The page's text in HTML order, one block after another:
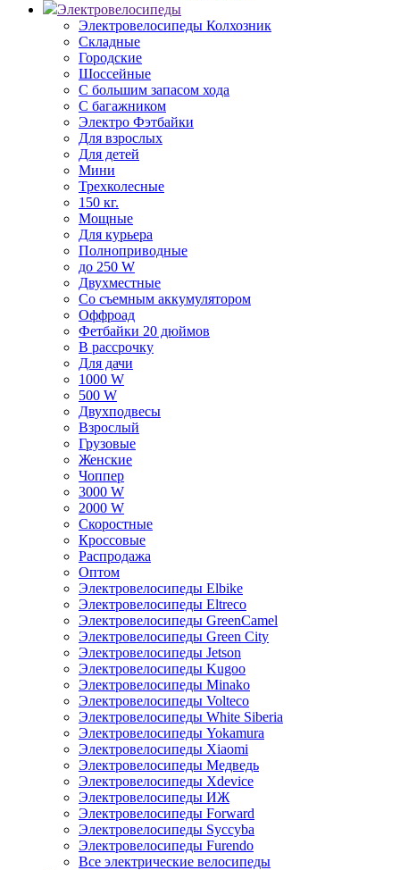
Электровелосипеды
Электровелосипеды Колхозник
Складные
Городские
Шоссейные
С большим запасом хода
С багажником
Электро Фэтбайки
Для взрослых
Для детей
Мини
Трехколесные
150 кг.
Мощные
Для курьера
Полноприводные
до 250 W
Двухместные
Со съемным аккумулятором
Оффроад
Фетбайки 20 дюймов
В рассрочку
Для дачи
1000 W
500 W
Двухподвесы
Взрослый
Грузовые
Женские
Чоппер
3000 W
2000 W
Скоростные
Кроссовые
Распродажа
Оптом
Электровелосипеды Elbike
Электровелосипеды Eltreco
Электровелосипеды GreenCamel
Электровелосипеды Green City
Электровелосипеды Jetson
Электровелосипеды Kugoo
Электровелосипеды Minako
Электровелосипеды Volteco
Электровелосипеды White Siberia
Электровелосипеды Yokamura
Электровелосипеды Xiaomi
Электровелосипеды Медведь
Электровелосипеды Xdevice
Электровелосипеды ИЖ
Электровелосипеды Forward
Электровелосипеды Syccyba
Электровелосипеды Furendo
Все электрические велосипеды